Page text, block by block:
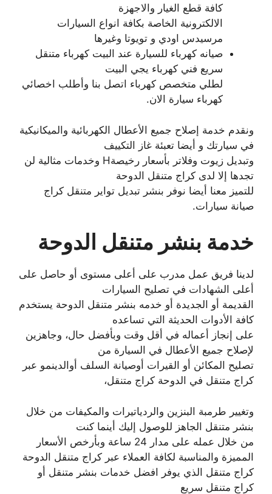
كافة قطع الغيار والاجهزة
الالكترونية الخاصة بكافة انواع السيارات
مرسيدس اودي و تويوتا وغيرها
صيانه كهرباء للسيارة عند البيت كهرباء متنقل
سريع فني كهرباء يجي البيت
لطلي متخصص كهرباء اتصل بنا وأطلب اخصائي
كهرباء سيارة الان.
ونقدم خدمة إصلاح جميع الأعطال الكهربائية والميكانيكية
في سيارتك و أيضا تعبئة غاز التكييف
وتبديل زيوت وفلاتر بأسعار رخيصةH وخدمات مثالية لن
تجدها إلا لدى كراج متنقل الدوحة
للتميز معنا أيضا نوفر بنشر تبديل تواير متنقل كراج
صيانة سيارات.
خدمة بنشر متنقل الدوحة
لدينا فريق عمل مدرب على أعلى مستوى أو حاصل على
أعلى الشهادات في تصليح السيارات
القديمة أو الجديدة أو خدمه بنشر متنقل الدوحة يستخدم
كافة الأدوات الحديثة التي تساعده
على إنجاز أعماله في أقل وقت وبأفضل حال، وجاهزين
لإصلاح جميع الأعطال في السيارة من
تصليح المكائن أو القيرات أوصيانة السلف أوالدينمو عبر
كراج متنقل في الدوحة كراج متنقل،
وتغيير طرمبة البنزين والردياتيرات والمكيفات من خلال
بنشر متنقل الجاهز للوصول إليك أينما كنت
من خلال عمله على مدار 24 ساعة وبأرخص الأسعار
المميزة والمناسبة لكافة العملاء عبر كراج متنقل الدوحة
كراج متنقل الذي يوفر افضل خدمات بنشر متنقل أو
كراج متنقل سريع